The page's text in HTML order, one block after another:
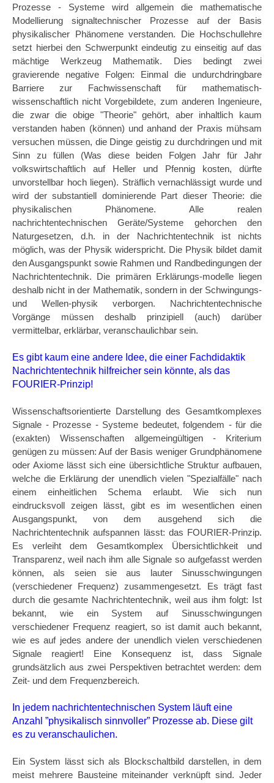
Prozesse - Systeme wird allgemein die mathematische
Modellierung signaltechnischer Prozesse auf der Basis
physikalischer Phänomene verstanden. Die Hochschullehre
setzt hierbei den Schwerpunkt eindeutig zu einseitig auf das
mächtige Werkzeug Mathematik. Dies bedingt zwei
gravierende negative Folgen: Einmal die undurchdringbare
Barriere zur Fachwissenschaft für mathematisch-
wissenschaftlich nicht Vorgebildete, zum anderen Ingenieure,
die zwar die obige "Theorie" gehört, aber inhaltlich kaum
verstanden haben (können) und anhand der Praxis mühsam
versuchen müssen, die Dinge geistig zu durchdringen und mit
Sinn zu füllen (Was diese beiden Folgen Jahr für Jahr
volkswirtschaftlich auf Heller und Pfennig kosten, dürfte
unvorstellbar hoch liegen). Sträflich vernachlässigt wurde und
wird der substantiell dominierende Part dieser Theorie: die
physikalischen Phänomene. Alle realen
nachrichtentechnischen Geräte/Systeme gehorchen den
Naturgesetzen, d.h. in der Nachrichtentechnik ist nichts
möglich, was der Physik widerspricht. Die Physik bildet damit
den Ausgangspunkt sowie Rahmen und Randbedingungen der
Nachrichtentechnik. Die primären Erklärungs-modelle liegen
deshalb nicht in der Mathematik, sondern in der Schwingungs-
und Wellen-physik verborgen. Nachrichtentechnische
Vorgänge müssen deshalb prinzipiell (auch) darüber
vermittelbar, erklärbar, veranschaulichbar sein.
Es gibt kaum eine andere Idee, die einer Fachdidaktik
Nachrichtentechnik hilfreicher sein könnte, als das
FOURIER-Prinzip!
Wissenschaftsorientierte Darstellung des Gesamtkomplexes
Signale - Prozesse - Systeme bedeutet, folgendem - für die
(exakten) Wissenschaften allgemeingültigen - Kriterium
genügen zu müssen: Auf der Basis weniger Grundphänomene
oder Axiome lässt sich eine übersichtliche Struktur aufbauen,
welche die Erklärung der unendlich vielen "Spezialfälle" nach
einem einheitlichen Schema erlaubt. Wie sich nun
eindrucksvoll zeigen lässt, gibt es im wesentlichen einen
Ausgangspunkt, von dem ausgehend sich die
Nachrichtentechnik aufspannen lässt: das FOURIER-Prinzip.
Es verleiht dem Gesamtkomplex Übersichtlichkeit und
Transparenz, weil nach ihm alle Signale so aufgefasst werden
können, als seien sie aus lauter Sinusschwingungen
(verschiedener Frequenz) zusammengesetzt. Es trägt fast
durch die gesamte Nachrichtentechnik, weil aus ihm folgt: Ist
bekannt, wie ein System auf Sinusschwingungen
verschiedener Frequenz reagiert, so ist damit auch bekannt,
wie es auf jedes andere der unendlich vielen verschiedenen
Signale reagiert! Eine Konsequenz ist, dass Signale
grundsätzlich aus zwei Perspektiven betrachtet werden: dem
Zeit- und dem Frequenzbereich.
In jedem nachrichtentechnischen System läuft eine
Anzahl ”physikalisch sinnvoller” Prozesse ab. Diese gilt
es zu veranschaulichen.
Ein System lässt sich als Blockschaltbild darstellen, in dem
meist mehrere Bausteine miteinander verknüpft sind. Jeder